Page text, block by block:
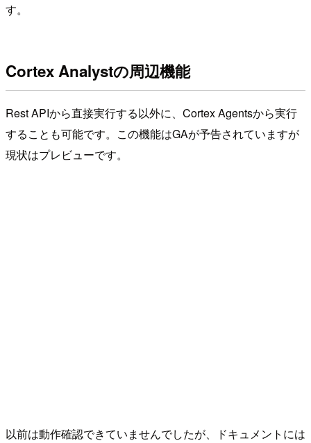
す。
Cortex Analystの周辺機能
Rest APIから直接実行する以外に、Cortex Agentsから実行
することも可能です。この機能はGAが予告されていますが
現状はプレビューです。
以前は動作確認できていませんでしたが、ドキュメントには